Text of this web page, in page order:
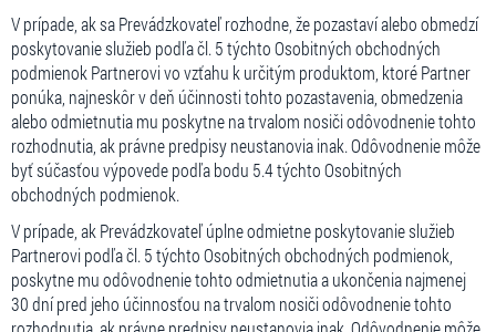
V prípade, ak sa Prevádzkovateľ rozhodne, že pozastaví alebo obmedzí
poskytovanie služieb podľa čl. 5 týchto Osobitných obchodných
podmienok Partnerovi vo vzťahu k určitým produktom, ktoré Partner
ponúka, najneskôr v deň účinnosti tohto pozastavenia, obmedzenia
alebo odmietnutia mu poskytne na trvalom nosiči odôvodnenie tohto
rozhodnutia, ak právne predpisy neustanovia inak. Odôvodnenie môže
byť súčasťou výpovede podľa bodu 5.4 týchto Osobitných
obchodných podmienok.
V prípade, ak Prevádzkovateľ úplne odmietne poskytovanie služieb
Partnerovi podľa čl. 5 týchto Osobitných obchodných podmienok,
poskytne mu odôvodnenie tohto odmietnutia a ukončenia najmenej
30 dní pred jeho účinnosťou na trvalom nosiči odôvodnenie tohto